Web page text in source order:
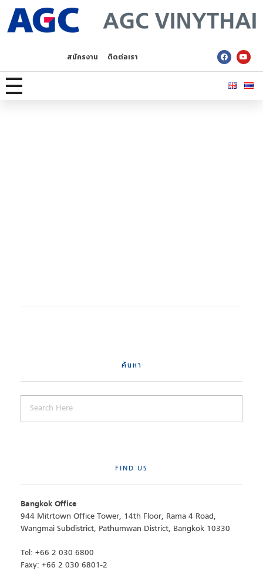
สมัครงาน ติดต่อเรา
ค้นหา
FIND US
Bangkok Office
944 Mitrtown Office Tower, 14th Floor, Rama 4 Road,
Wangmai Subdistrict, Pathumwan District, Bangkok 10330
Tel: +66 2 030 6800
Faxy: +66 2 030 6801-2